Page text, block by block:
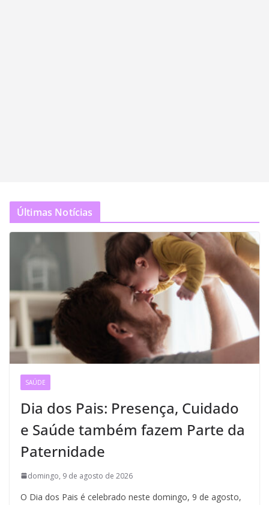
Últimas Notícias
SAÚDE
Dia dos Pais: Presença, Cuidado
e Saúde também fazem Parte da
Paternidade
domingo, 9 de agosto de 2026
O Dia dos Pais é celebrado neste domingo, 9 de agosto,